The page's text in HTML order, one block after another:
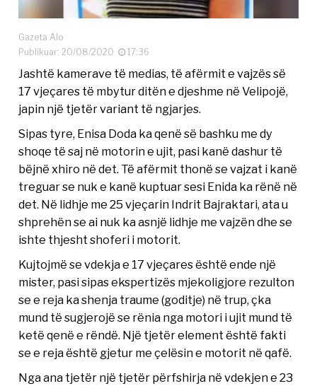
Gazeta Alo
Publikuar: 20/08/2020
17:36
Jashtë kamerave të medias, të afërmit e vajzës së
17 vjeçares të mbytur ditën e djeshme në Velipojë,
japin një tjetër variant të ngjarjes.
Sipas tyre, Enisa Doda ka qenë së bashku me dy
shoqe të saj në motorin e ujit, pasi kanë dashur të
bëjnë xhiro në det. Të afërmit thonë se vajzat i kanë
treguar se nuk e kanë kuptuar sesi Enida ka rënë në
det. Në lidhje me 25 vjeçarin Indrit Bajraktari, ata u
shprehën se ai nuk ka asnjë lidhje me vajzën dhe se
ishte thjesht shoferi i motorit.
Kujtojmë se vdekja e 17 vjeçares është ende një
mister, pasi sipas ekspertizës mjekoligjore rezulton
se e reja ka shenja traume (goditje) në trup, çka
mund të sugjerojë se rënia nga motori i ujit mund të
ketë qenë e rëndë. Një tjetër element është fakti
se e reja është gjetur me çelësin e motorit në qafë.
Nga ana tjetër një tjetër përfshirja në vdekjen e 23